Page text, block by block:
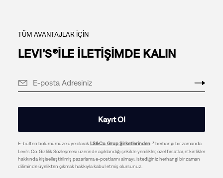
TÜM AVANTAJLAR İÇİN
LEVI’S®İLE İLETİŞİMDE KALIN
Kayıt Ol
E-bülten bölümümüze üye olarakLS&Co. Grup Şirketlerinden
herhangi bir zamanda
Levi's Co. Gizlilik Sözleşmesi üzerinde açıklandığı şekilde yenilikler, özel fırsatlar, etkinlikler
hakkında kişiselleştirilmiş pazarlama e-postlarını almayı, istediğiniz herhangi bir zaman
diliminde üyelikten çıkmak hakkıyla kabul etmiş olursunuz.